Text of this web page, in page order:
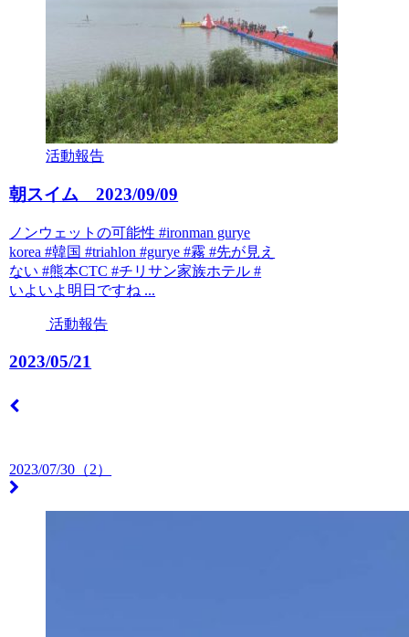
活動報告
朝スイム 2023/09/09
ノンウェットの可能性 #ironman gurye
korea #韓国 #triahlon #gurye #霧 #先が見え
ない #熊本CTC #チリサン家族ホテル #
いよいよ明日ですね ...
活動報告
2023/05/21
2023/07/30（2）